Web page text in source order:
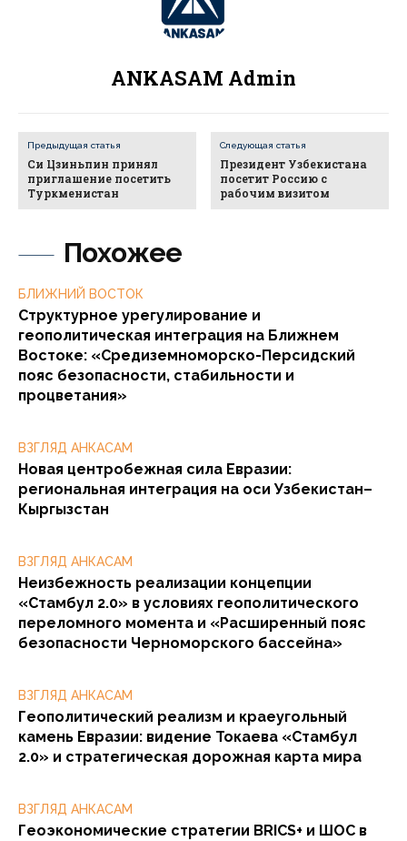
Похожее
БЛИЖНИЙ ВОСТОК
Структурное урегулирование и
геополитическая интеграция на Ближнем
Востоке: «Средиземноморско-Персидский
пояс безопасности, стабильности и
процветания»
ВЗГЛЯД АНКАСАМ
Новая центробежная сила Евразии:
региональная интеграция на оси Узбекистан–
Кыргызстан
ВЗГЛЯД АНКАСАМ
Неизбежность реализации концепции
«Стамбул 2.0» в условиях геополитического
переломного момента и «Расширенный пояс
безопасности Черноморского бассейна»
ВЗГЛЯД АНКАСАМ
Геополитический реализм и краеугольный
камень Евразии: видение Токаева «Стамбул
2.0» и стратегическая дорожная карта мира
ВЗГЛЯД АНКАСАМ
Геоэкономические стратегии BRICS+ и ШОС в
ANKASAM Admin
Предыдущая статья
Си Цзиньпин принял
приглашение посетить
Туркменистан
Следующая статья
Президент Узбекистана
посетит Россию с
рабочим визитом